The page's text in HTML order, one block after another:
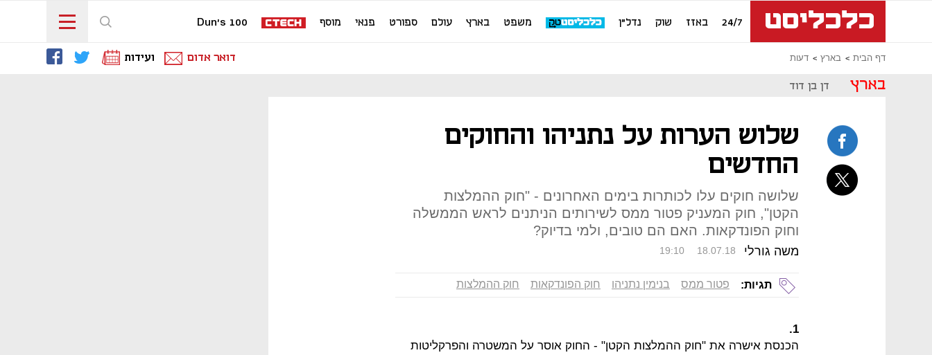
24/7 באזז שוק נדל"ן משפט בארץ עולם ספורט פנאי מוסף Dun's 100
דף הבית בארץ דעות דואר אדום ועידות
בארץ דן בן דוד
שלוש הערות על נתניהו והחוקים
החדשים
שלושה חוקים עלו לכותרות בימים האחרונים - "חוק ההמלצות
הקטן", חוק המעניק פטור ממס לשירותים הניתנים לראש הממשלה
וחוק הפונדקאות. האם הם טובים, ולמי בדיוק?
משה גורלי 19:10 18.07.18
תגיות: פטור ממס בנימין נתניהו חוק הפונדקאות חוק ההמלצות
1.
הכנסת אישרה את "חוק ההמלצות הקטן" - החוק אוסר על המשטרה והפרקליטות